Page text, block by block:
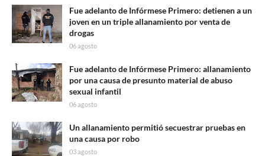
Fue adelanto de Infórmese Primero: detienen a un
joven en un triple allanamiento por venta de
drogas
06 agosto
Fue adelanto de Infórmese Primero: allanamiento
por una causa de presunto material de abuso
sexual infantil
06 agosto
Un allanamiento permitió secuestrar pruebas en
una causa por robo
03 agosto